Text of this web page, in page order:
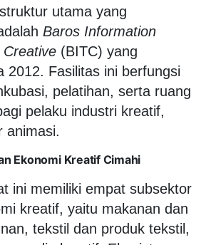
utama yang
Baros Information
Creative (BITC) yang
2012. Fasilitas ini berfungsi
pelatihan, serta ruang
pelaku industri kreatif,
animasi.
Ekonomi Kreatif Cimahi
ini memiliki empat subsektor
kreatif, yaitu makanan dan
tekstil dan produk tekstil,